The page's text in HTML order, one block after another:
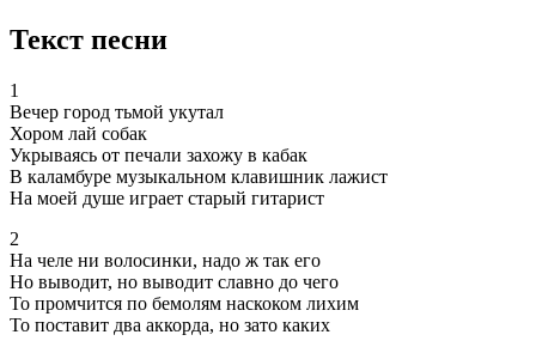
Текст песни
1
Вечер город тьмой укутал
Хором лай собак
Укрываясь от печали захожу в кабак
В каламбуре музыкальном клавишник лажист
На моей душе играет старый гитарист
2
На челе ни волосинки, надо ж так его
Но выводит, но выводит славно до чего
То промчится по бемолям наскоком лихим
То поставит два аккорда, но зато каких